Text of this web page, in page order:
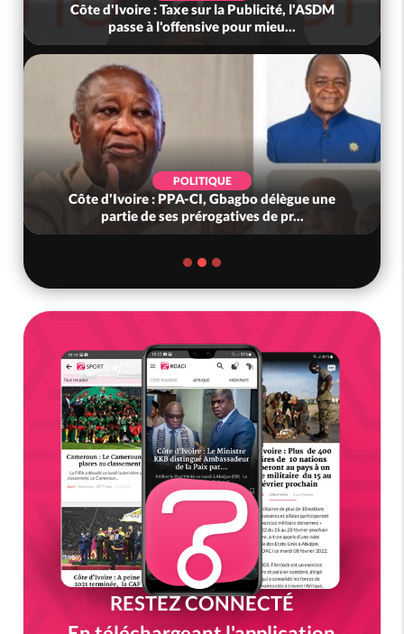
l'ASDM
mieu...
délègue une
de pr...
Côte d'Ivoire : Décès de l'ex
Fofié, l'exilé Soro garde de
POLITIQUE
Mali-Algérie : Abdoulaye Maïga
relations diplomatiques
RESTEZ CONNECTÉ